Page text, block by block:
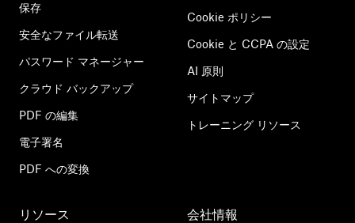
保存
安全なファイル転送
パスワード マネージャー
クラウド バックアップ
PDF の編集
電子署名
PDF への変換
Cookie ポリシー
Cookie と CCPA の設定
AI 原則
サイトマップ
トレーニング リソース
リソース 会社情報